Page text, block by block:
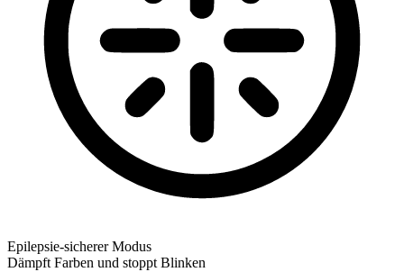
Epilepsie-sicherer Modus
Dämpft Farben und stoppt Blinken